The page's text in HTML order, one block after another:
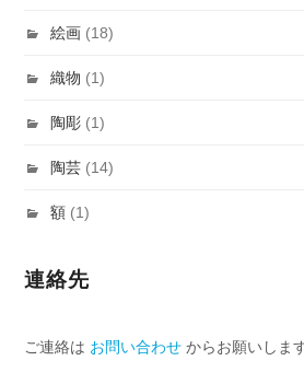
絵画 (18)
織物 (1)
陶彫 (1)
陶芸 (14)
額 (1)
連絡先
ご連絡は お問い合わせ からお願いします